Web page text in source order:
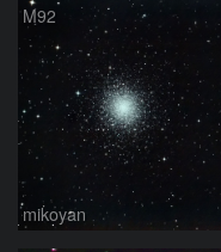
M92
mikoyan